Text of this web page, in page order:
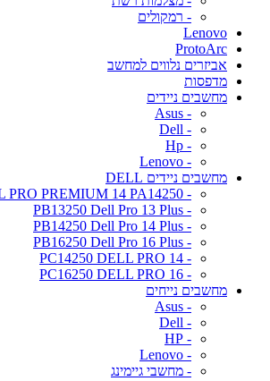
- רמקולים
Lenovo
ProtoArc
אביזרים נלווים למחשב
מדפסות
מחשבים ניידים
- Asus
- Dell
- Hp
- Lenovo
מחשבים ניידים DELL
- DELL PRO PREMIUM 14 PA14250
- PB13250 Dell Pro 13 Plus
- PB14250 Dell Pro 14 Plus
- PB16250 Dell Pro 16 Plus
- PC14250 DELL PRO 14
- PC16250 DELL PRO 16
מחשבים נייחים
- Asus
- Dell
- HP
- Lenovo
- מחשבי גיימינג